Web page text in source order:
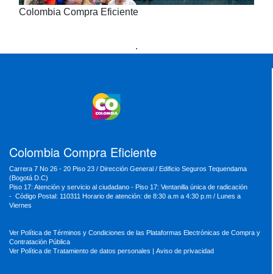
Colombia Compra Eficiente
MinRelaciones
MinHacienda
.
Colombia Compra Eficiente
Carrera 7 No 26 - 20 Piso 23 / Dirección General / Edificio Seguros Tequendama
(Bogotá D.C)
Piso 17: Atención y servicio al ciudadano - Piso 17: Ventanilla única de radicación
- Código Postal: 110311 Horario de atención: de 8:30 a.m a 4:30 p.m / Lunes a
Viernes
Ver Política de Términos y Condiciones de las Plataformas Electrónicas de Compra y
Contratación Pública
Ver Política de Tratamiento de datos personales | Aviso de privacidad